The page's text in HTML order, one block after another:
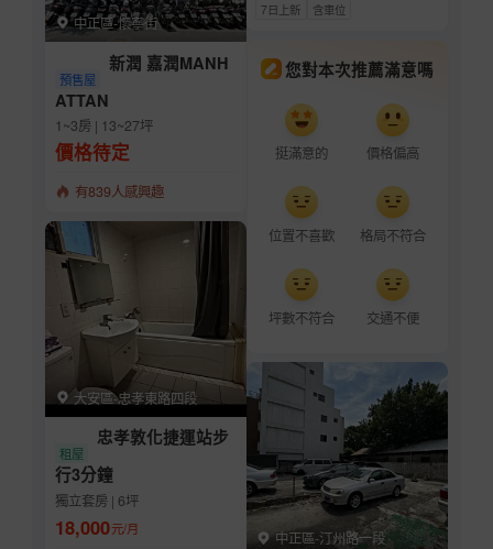
中正區-懷寧街
預售屋
新潤 嘉潤MANH
ATTAN
1~3房 | 13~27坪
價格待定
有839人感興趣
大安區-忠孝東路四段
租屋
忠孝敦化捷運站步
行3分鐘
獨立套房 | 6坪
18,000元/月
7日上新 含車位
您對本次推薦滿意嗎
挺滿意的 價格偏高
位置不喜歡 格局不符合
坪數不符合 交通不便
中正區-汀州路一段